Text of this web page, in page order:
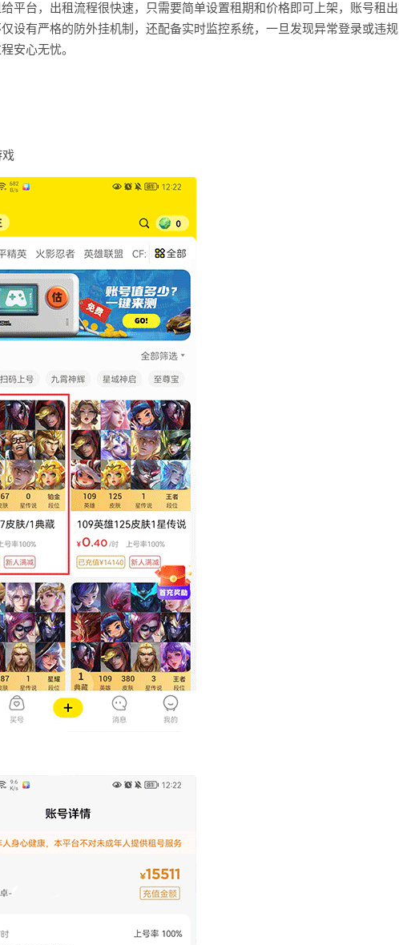
平台，出租流程很快速，只需要简单设置租期和价格即可上架，账号租出
设有严格的防外挂机制，还配备实时监控系统，一旦发现异常登录或违规
安心无忧。
戏